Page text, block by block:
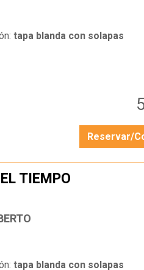
tapa blanda con solapas
Reservar/
TIEMPO
tapa blanda con solapas